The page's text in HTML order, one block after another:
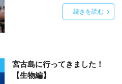
続きを読む
宮古島に行ってきました！
【生物編】